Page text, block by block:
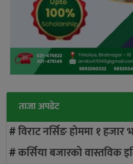
ताजा अपडेट
#विराट नर्सिङ हाेममा १ हजार
#कर्सिया बजारको वास्तविक